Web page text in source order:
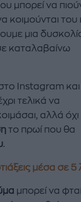
μπορεί να
κοιμούνται
μια
σε καταλαβαίνω
στο Instagram
τελικά να
αλλά όχι
το πρωί που θα
.
μέσα σε 5
μπορεί να
A STORY BY KORI
ΚΑΡΑΒΟΚΥΡΗ
«Όταν
πρώτη κρίση
νόμιζα πως θα